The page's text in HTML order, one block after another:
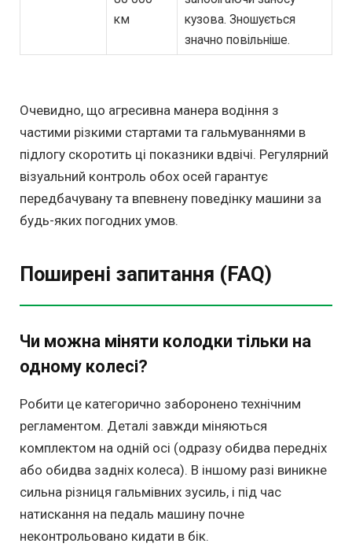
км
кузова. Зношується
значно повільніше.
Очевидно, що агресивна манера водіння з
частими різкими стартами та гальмуваннями в
підлогу скоротить ці показники вдвічі. Регулярний
візуальний контроль обох осей гарантує
передбачувану та впевнену поведінку машини за
будь-яких погодних умов.
Поширені запитання (FAQ)
Чи можна міняти колодки тільки на
одному колесі?
Робити це категорично заборонено технічним
регламентом. Деталі завжди міняються
комплектом на одній осі (одразу обидва передніх
або обидва задніх колеса). В іншому разі виникне
сильна різниця гальмівних зусиль, і під час
натискання на педаль машину почне
неконтрольовано кидати в бік.